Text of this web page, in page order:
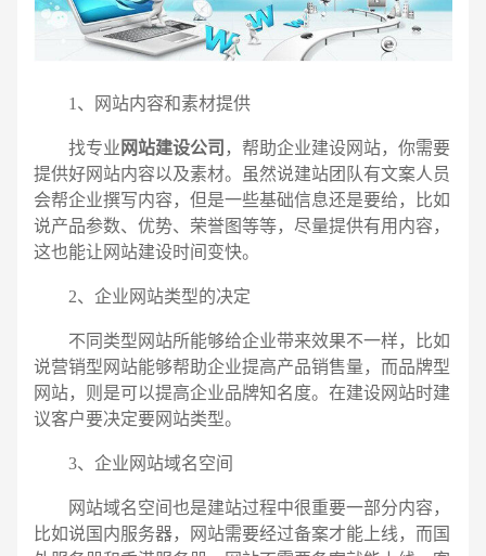
1、网站内容和素材提供
找专业 网站建设公司 ，帮助企业建设网站，你需要
提供好网站内容以及素材。虽然说建站团队有文案人员
会帮企业撰写内容，但是一些基础信息还是要给，比如
说产品参数、优势、荣誉图等等，尽量提供有用内容，
这也能让网站建设时间变快。
2、企业网站类型的决定
不同类型网站所能够给企业带来效果不一样，比如
说营销型网站能够帮助企业提高产品销售量，而品牌型
网站，则是可以提高企业品牌知名度。在建设网站时建
议客户要决定要网站类型。
3、企业网站域名空间
网站域名空间也是建站过程中很重要一部分内容，
比如说国内服务器，网站需要经过备案才能上线，而国
请输入您的公司名称 名字